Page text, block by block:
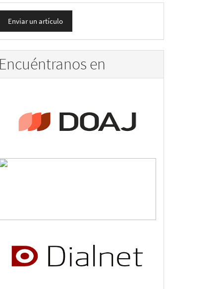
Enviar un artículo
Encuéntranos en